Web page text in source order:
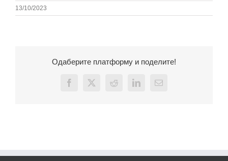
13/10/2023
Одаберите платформу и поделите!
Facebook
X Reddit LinkedInEmail